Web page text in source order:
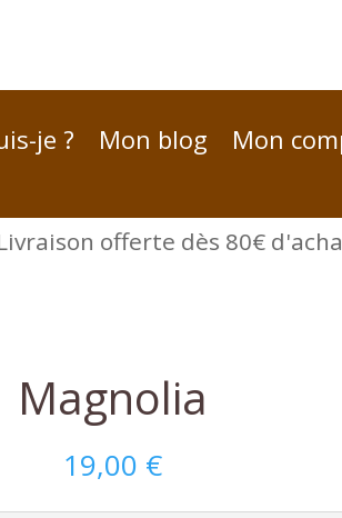
je ? Mon blog Mon
offerte dès 80€
Magnolia
19,00 €